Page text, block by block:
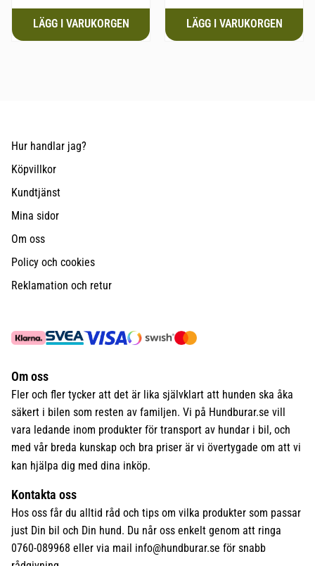
Hur handlar jag?
Köpvillkor
Kundtjänst
Mina sidor
Om oss
Policy och cookies
Reklamation och retur
Om oss
Fler och fler tycker att det är lika självklart att hunden ska åka
säkert i bilen som resten av familjen. Vi på Hundburar.se vill
vara ledande inom produkter för transport av hundar i bil, och
med vår breda kunskap och bra priser är vi övertygade om att vi
kan hjälpa dig med dina inköp.
Kontakta oss
Hos oss får du alltid råd och tips om vilka produkter som passar
just Din bil och Din hund. Du når oss enkelt genom att ringa
0760-089968 eller via mail info@hundburar.se för snabb